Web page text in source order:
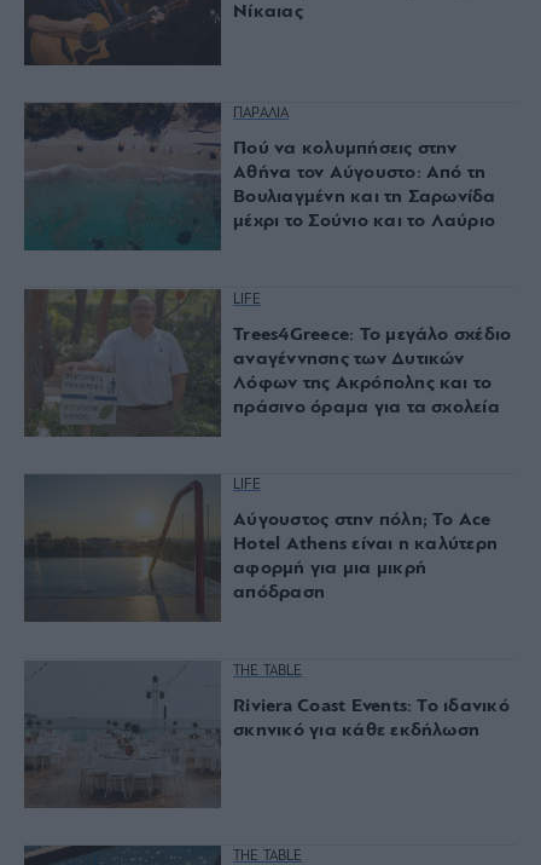
Νίκαιας
ΠΑΡΑΛΙΑ
Πού να κολυμπήσεις στην
Αθήνα τον Αύγουστο: Από τη
Βουλιαγμένη και τη Σαρωνίδα
μέχρι το Σούνιο και το Λαύριο
LIFE
Trees4Greece: Το μεγάλο σχέδιο
αναγέννησης των Δυτικών
Λόφων της Ακρόπολης και το
πράσινο όραμα για τα σχολεία
LIFE
Αύγουστος στην πόλη; Το Ace
Hotel Athens είναι η καλύτερη
αφορμή για μια μικρή
απόδραση
THE TABLE
Riviera Coast Events: Το ιδανικό
σκηνικό για κάθε εκδήλωση
THE TABLE